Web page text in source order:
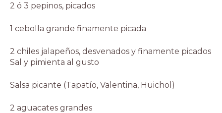
2 ó 3 pepinos, picados
1 cebolla grande finamente picada
2 chiles jalapeños, desvenados y finamente picados
Sal y pimienta al gusto
Salsa picante (Tapatío, Valentina, Huichol)
2 aguacates grandes